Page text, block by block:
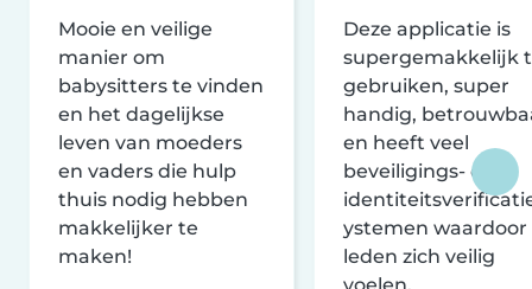
Mooie en veilige
manier om
babysitters te vinden
en het dagelijkse
leven van moeders
en vaders die hulp
thuis nodig hebben
makkelijker te
maken!
Deze applicatie is
supergemakkelijk
gebruiken, super
handig,
en heeft veel
beveiligings- en
ystemen waardoor
leden zich veilig